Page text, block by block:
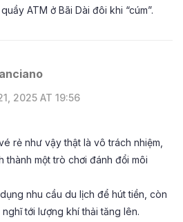
ATM ở Bãi Dài đôi khi “cúm”.
2025 AT 19:56
rẻ như vậy thật là vô trách nhiệm,
thành một trò chơi đánh đổi môi
nhu cầu du lịch để hút tiền, còn
tới lượng khí thải tăng lên.